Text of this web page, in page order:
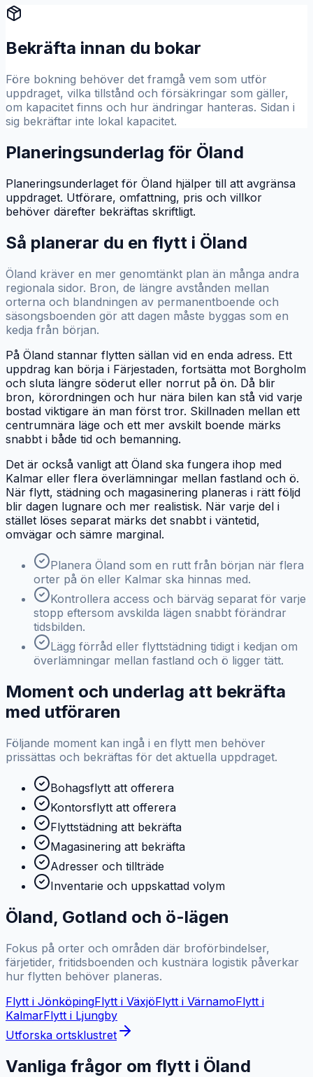
Bekräfta innan du bokar
Före bokning behöver det framgå vem som utför
uppdraget, vilka tillstånd och försäkringar som gäller,
om kapacitet finns och hur ändringar hanteras. Sidan i
sig bekräftar inte lokal kapacitet.
Planeringsunderlag för Öland
Planeringsunderlaget för Öland hjälper till att avgränsa
uppdraget. Utförare, omfattning, pris och villkor
behöver därefter bekräftas skriftligt.
Så planerar du en flytt i Öland
Öland kräver en mer genomtänkt plan än många andra
regionala sidor. Bron, de längre avstånden mellan
orterna och blandningen av permanentboende och
säsongsboenden gör att dagen måste byggas som en
kedja från början.
På Öland stannar flytten sällan vid en enda adress. Ett
uppdrag kan börja i Färjestaden, fortsätta mot Borgholm
och sluta längre söderut eller norrut på ön. Då blir
bron, körordningen och hur nära bilen kan stå vid varje
bostad viktigare än man först tror. Skillnaden mellan ett
centrumnära läge och ett mer avskilt boende märks
snabbt i både tid och bemanning.
Det är också vanligt att Öland ska fungera ihop med
Kalmar eller flera överlämningar mellan fastland och ö.
När flytt, städning och magasinering planeras i rätt följd
blir dagen lugnare och mer realistisk. När varje del i
stället löses separat märks det snabbt i väntetid,
omvägar och sämre marginal.
Planera Öland som en rutt från början när flera
orter på ön eller Kalmar ska hinnas med.
Kontrollera access och bärväg separat för varje
stopp eftersom avskilda lägen snabbt förändrar
tidsbilden.
Lägg förråd eller flyttstädning tidigt i kedjan om
överlämningar mellan fastland och ö ligger tätt.
Moment och underlag att bekräfta
med utföraren
Följande moment kan ingå i en flytt men behöver
prissättas och bekräftas för det aktuella uppdraget.
Bohagsflytt att offerera
Kontorsflytt att offerera
Flyttstädning att bekräfta
Magasinering att bekräfta
Adresser och tillträde
Inventarie och uppskattad volym
Öland, Gotland och ö-lägen
Fokus på orter och områden där broförbindelser,
färjetider, fritidsboenden och kustnära logistik påverkar
hur flytten behöver planeras.
Flytt i JönköpingFlytt i VäxjöFlytt i VärnamoFlytt i
KalmarFlytt i Ljungby
Utforska ortsklustret
Vanliga frågor om flytt i Öland